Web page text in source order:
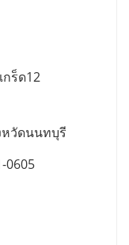
ร็ด12
หวัดนนทบุรี
0605